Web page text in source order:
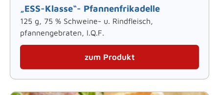
„ESS-Klasse“- Pfannenfrikadelle
125 g, 75 % Schweine- u. Rindfleisch,
pfannengebraten, I.Q.F.
zum Produkt